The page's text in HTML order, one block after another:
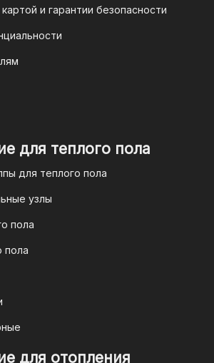
QR-коду
код. После оформления
вам
QR-код, который можно
вашего банка. Это быстро,
лиц
корпоративных клиентов
безналичную оплату по
счет, который можно
течение 3 рабочих дней.
и гарантии безопасности
для теплого пола
для теплого пола
узлы
пола
пола
для отопления